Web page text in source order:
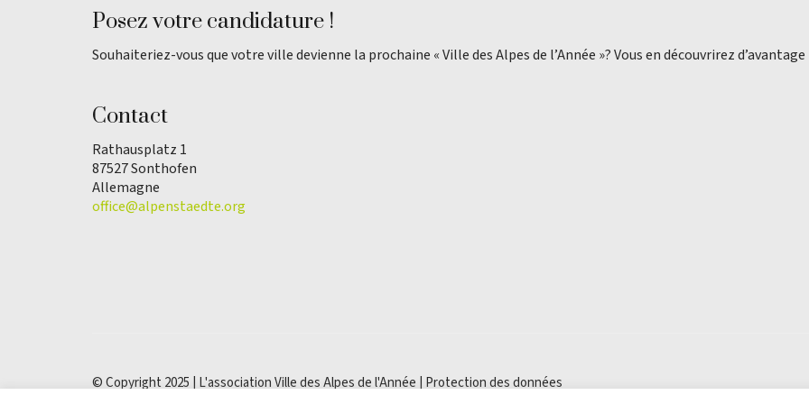
Posez votre candidature !
Souhaiteriez-vous que votre ville devienne la prochaine « Ville des Alpes de l’Année »? Vous en découvrirez d’avantage
Contact
Rathausplatz 1
87527 Sonthofen
Allemagne
office@alpenstaedte.org
© Copyright 2025 | L'association Ville des Alpes de l'Année | Protection des données